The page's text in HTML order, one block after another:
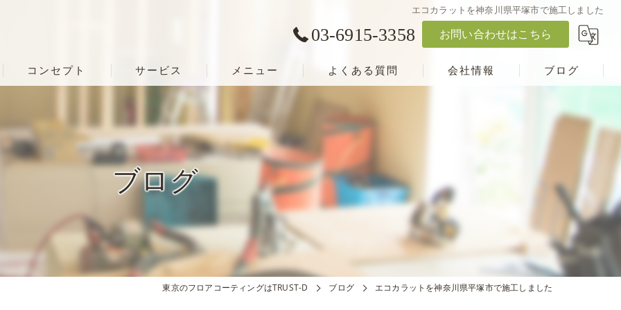
エコカラットを神奈川県平塚市で施工しました
03-6915-3358 お問い合わせはこちら
コンセプト サービス メニュー よくある質問 会社情報 ブログ
ブログ
東京のフロアコーティングはTRUST-D ブログ エコカラットを神奈川県平塚市で施工しました